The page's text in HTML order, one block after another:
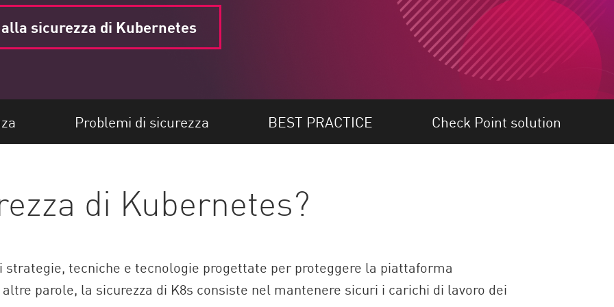
sicurezza di Kubernetes
Problemi di sicurezza BEST PRACTICE Check Point solution
di Kubernetes?
strategie, tecniche e tecnologie progettate per proteggere la piattaforma
parole, la sicurezza di K8s consiste nel mantenere sicuri i carichi di lavoro dei